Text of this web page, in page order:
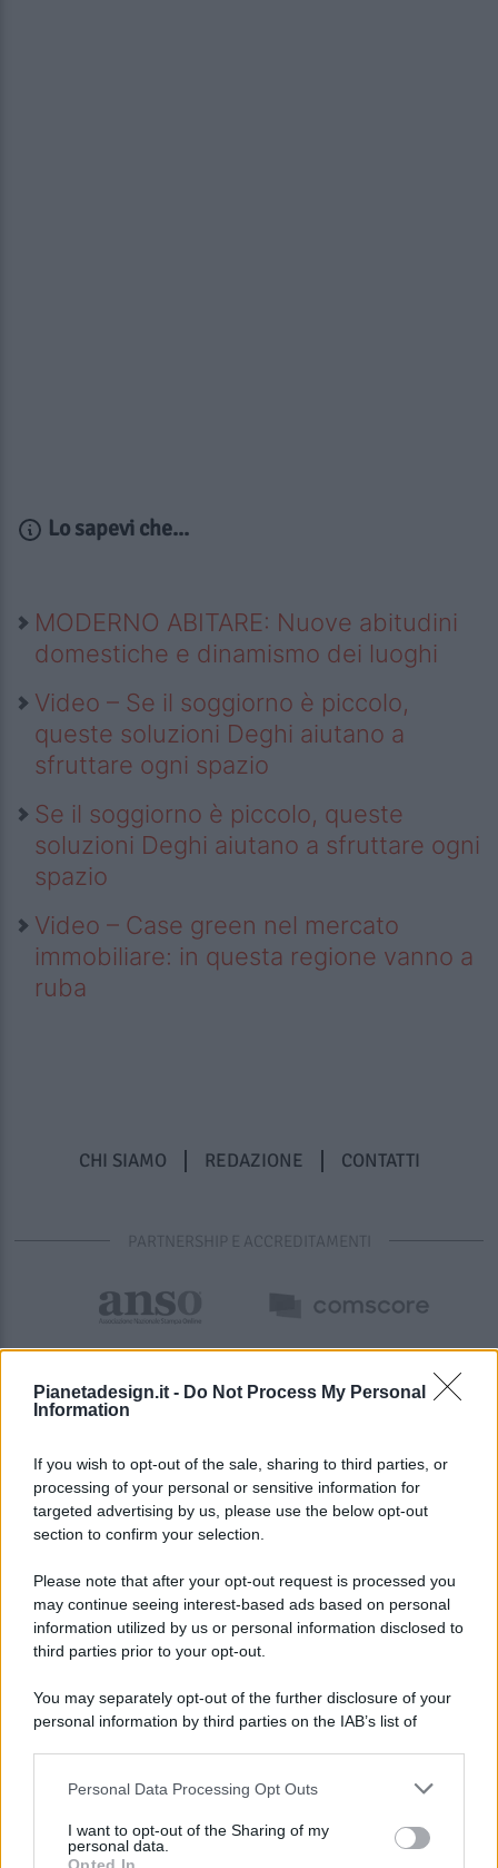
Pianetadesign.it - Do Not Process My Personal
Information
If you wish to opt-out of the sale, sharing to third parties, or
processing of your personal or sensitive information for
targeted advertising by us, please use the below opt-out
section to confirm your selection.
Please note that after your opt-out request is processed you
may continue seeing interest-based ads based on personal
information utilized by us or personal information disclosed to
third parties prior to your opt-out.
You may separately opt-out of the further disclosure of your
personal information by third parties on the IAB’s list of
This information may also be disclosed by us to third parties
disclose it to other third parties.
Personal Data Processing Opt Outs
I want to opt-out of the Sharing of my
personal data.
Lo sapevi che...
MODERNO ABITARE: Nuove abitudini
domestiche e dinamismo dei luoghi
Video – Se il soggiorno è piccolo,
queste soluzioni Deghi aiutano a
sfruttare ogni spazio
Se il soggiorno è piccolo, queste
soluzioni Deghi aiutano a sfruttare ogni
spazio
Video – Case green nel mercato
immobiliare: in questa regione vanno a
ruba
CHI SIAMO REDAZIONE CONTATTI
PARTNERSHIP E ACCREDITAMENTI
© 2026 - Pianeta Design - P.IVA 04827280654 - Testata
Registrata Al Tribunale Di Nocera Inferiore N. 8/2020 - RG N.
ISCRIZIONE AL ROC N. 35792 – ISCRITTA ALL’ANSO
(ASSOCIAZIONE NAZIONALE STAMPA ONLINE)
PREFERENZE PRIVACY